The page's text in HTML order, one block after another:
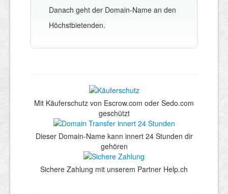
Danach geht der Domain-Name an den
Höchstbietenden.
Mit Käuferschutz von Escrow.com oder Sedo.com
geschützt
Dieser Domain-Name kann innert 24 Stunden dir
gehören
Sichere Zahlung mit unserem Partner Help.ch